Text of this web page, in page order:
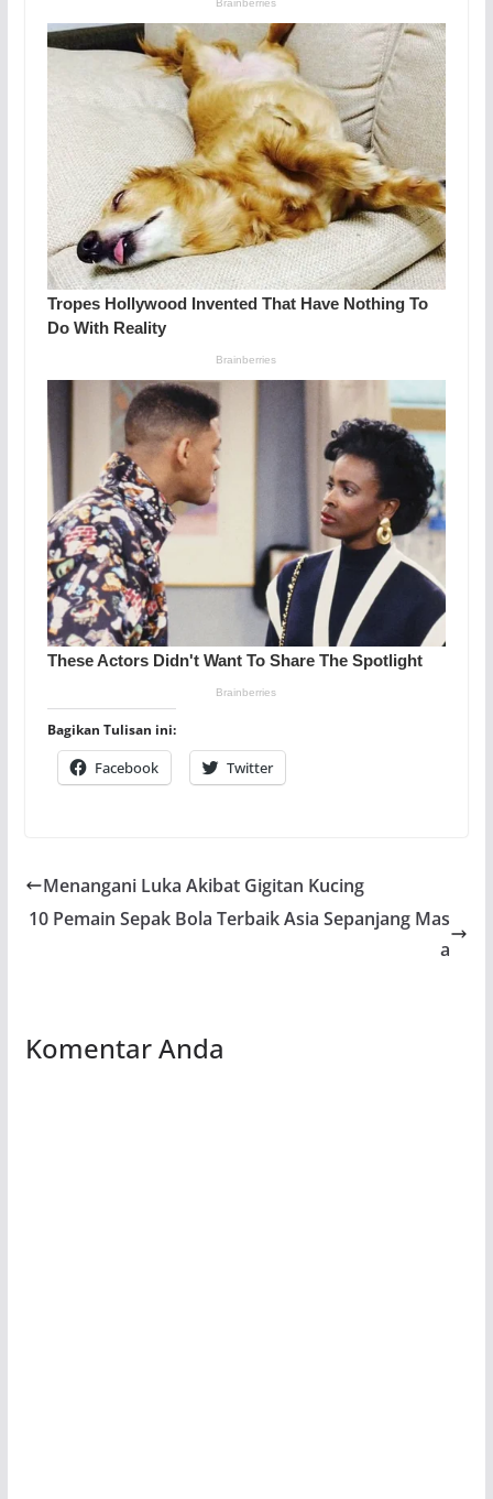
Bagikan Tulisan ini:
Facebook Twitter
Menangani Luka Akibat Gigitan Kucing
10 Pemain Sepak Bola Terbaik Asia Sepanjang Mas
a
Komentar Anda